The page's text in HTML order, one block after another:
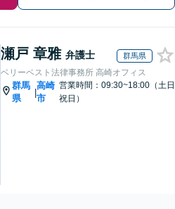
瀬戸 章雅 弁護士 群馬県
ベリーベスト法律事務所 高崎オフィス
群馬
県
|
高崎
市
営業時間：09:30~18:00（土日
祝日）